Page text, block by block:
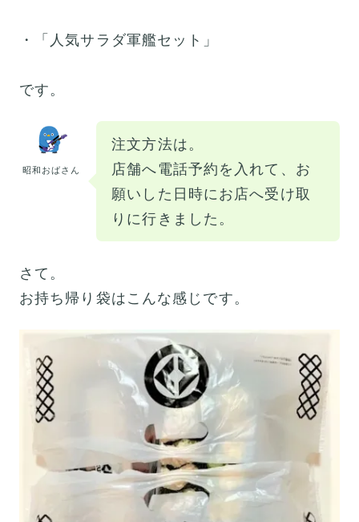
・「人気サラダ軍艦セット」
です。
昭和おばさん
注文方法は。
店舗へ電話予約を入れて、お
願いした日時にお店へ受け取
りに行きました。
さて。
お持ち帰り袋はこんな感じです。